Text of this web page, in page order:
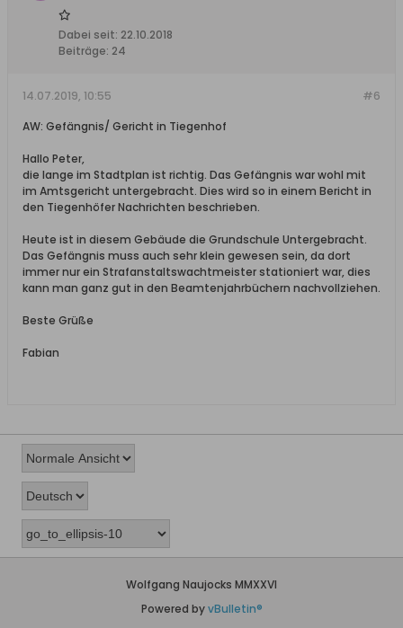
Dabei seit: 22.10.2018
Beiträge: 24
#6
14.07.2019, 10:55
AW: Gefängnis/ Gericht in Tiegenhof
Hallo Peter,
die lange im Stadtplan ist richtig. Das Gefängnis war wohl mit
im Amtsgericht untergebracht. Dies wird so in einem Bericht in
den Tiegenhöfer Nachrichten beschrieben.
Heute ist in diesem Gebäude die Grundschule Untergebracht.
Das Gefängnis muss auch sehr klein gewesen sein, da dort
immer nur ein Strafanstaltswachtmeister stationiert war, dies
kann man ganz gut in den Beamtenjahrbüchern nachvollziehen.
Beste Grüße
Fabian
Wolfgang Naujocks MMXXVI
Powered byvBulletin®